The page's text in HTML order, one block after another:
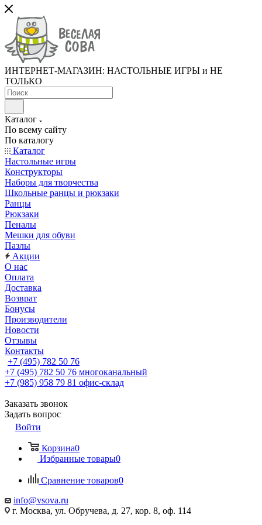
ИНТЕРНЕТ-МАГАЗИН: НАСТОЛЬНЫЕ ИГРЫ и НЕ
ТОЛЬКО
Каталог
По всему сайту
По каталогу
Каталог
Настольные игры
Конструкторы
Наборы для творчества
Школьные ранцы и рюкзаки
Ранцы
Рюкзаки
Пеналы
Мешки для обуви
Пазлы
Акции
О нас
Оплата
Доставка
Возврат
Бонусы
Производители
Новости
Отзывы
Контакты
+7 (495) 782 50 76
+7 (495) 782 50 76 многоканальный
+7 (985) 958 79 81 офис-склад
Заказать звонок
Задать вопрос
Войти
Корзина0
Избранные товары0
Сравнение товаров0
info@vsova.ru
г. Москва, ул. Обручева, д. 27, кор. 8, оф. 114